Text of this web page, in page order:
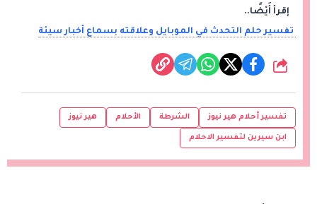
إقرأ أَيْضًا..
تفسير حلم التحدث في الموبايل وعلاقته بسماع أخبار سيئة
شارك
تفسير أحلام هير نيوز الشرطة الأحلام هير نيوز
ابن سيرين لتفسير الاحلام